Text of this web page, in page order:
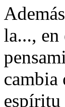
la..., en
cambia
espíritu